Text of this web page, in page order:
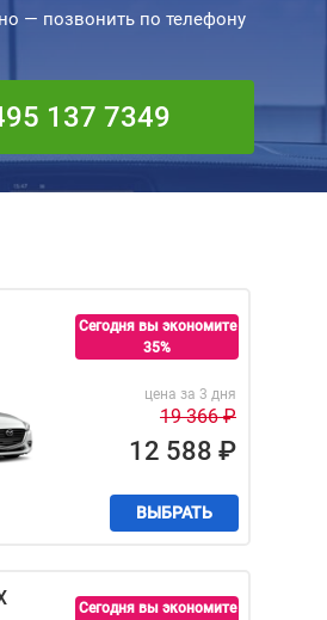
— позвонить по телефону
137 7349
Сегодня вы экономите
35%
цена за 3 дня
19 366₽
12 588 ₽
ВЫБРАТЬ
Сегодня вы экономите